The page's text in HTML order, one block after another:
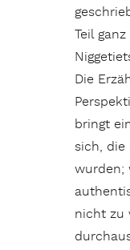
Teil
Die
bringt
sich,
wurden;
nicht zu